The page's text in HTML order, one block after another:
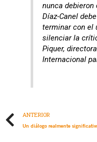
nunca
Díaz-Canel
terminar con el
silenciar la
Piquer,
Internacional
ANTERIOR